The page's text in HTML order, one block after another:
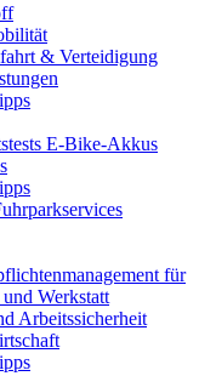
& Verteidigung
E-Bike-Akkus
für
Werkstatt
Arbeitssicherheit